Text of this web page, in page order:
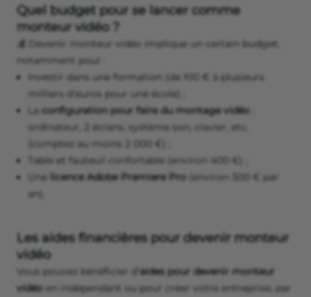
Quel budget pour se lancer comme
monteur vidéo ?
💰 Devenir monteur vidéo implique un certain budget,
notamment pour :
Investir dans une formation (de 100 € à plusieurs
milliers d’euros pour une école) ;
La configuration pour faire du montage vidéo
ordinateur, 2 écrans, système son, clavier, etc.
(comptez au moins 2 000 €) ;
Table et fauteuil confortable (environ 400 €) ;
Une licence Adobe Premiere Pro (environ 300 € par
an).
Les aides financières pour devenir monteur
vidéo
Vous pouvez bénéficier d’ aides pour devenir monteur
vidéo en indépendant ou pour créer votre entreprise, par